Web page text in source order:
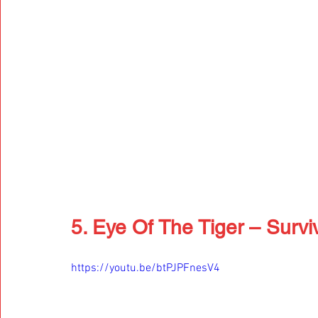
5. Eye Of The Tiger –
https://youtu.be/btPJPFnesV4